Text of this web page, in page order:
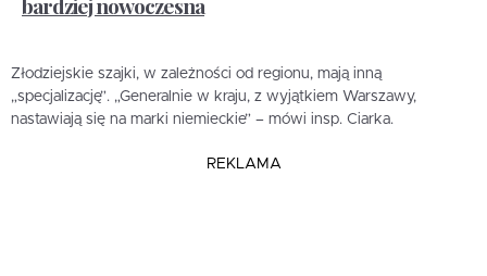
Złodziejskie szajki, w zależności od regionu, mają inną
„specjalizację”. „Generalnie w kraju, z wyjątkiem Warszawy,
nastawiają się na marki niemieckie” – mówi insp. Ciarka.
REKLAMA